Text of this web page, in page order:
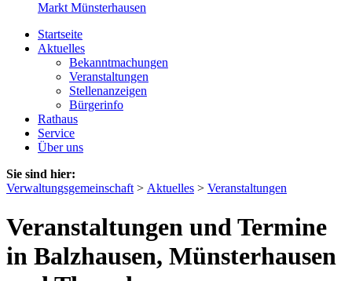
Markt Münsterhausen
Startseite
Aktuelles
Bekanntmachungen
Veranstaltungen
Stellenanzeigen
Bürgerinfo
Rathaus
Service
Über uns
Sie sind hier:
Verwaltungsgemeinschaft > Aktuelles > Veranstaltungen
Veranstaltungen und Termine
in Balzhausen, Münsterhausen